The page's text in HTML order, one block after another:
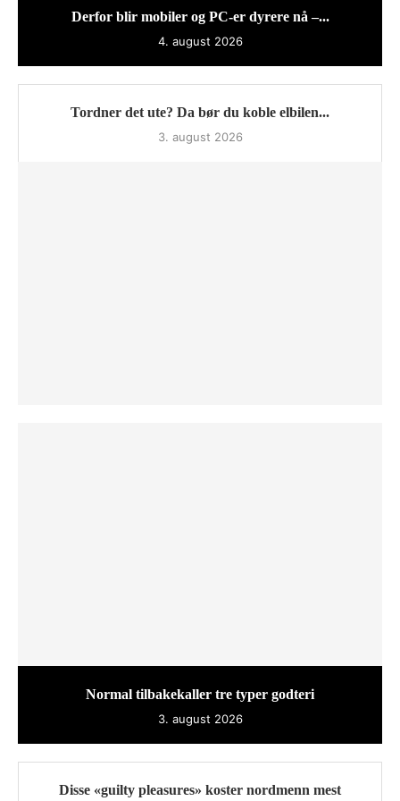
Derfor blir mobiler og PC-er dyrere nå –...
4. august 2026
Tordner det ute? Da bør du koble elbilen...
3. august 2026
Normal tilbakekaller tre typer godteri
3. august 2026
Disse «guilty pleasures» koster nordmenn mest